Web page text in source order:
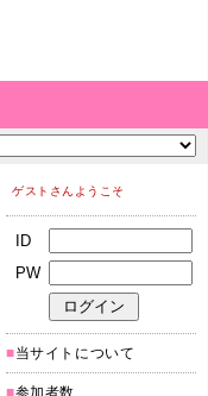
ゲストさんようこそ
ID
PW
■当サイトについて
■参加者数